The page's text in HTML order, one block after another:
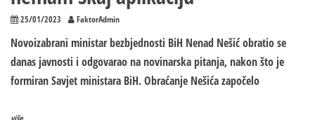
25/01/2023 FaktorAdmin
Novoizabrani ministar bezbjednosti BiH Nenad Nešić obratio se
danas javnosti i odgovarao na novinarska pitanja, nakon što je
formiran Savjet ministara BiH. Obraćanje Nešića započelo